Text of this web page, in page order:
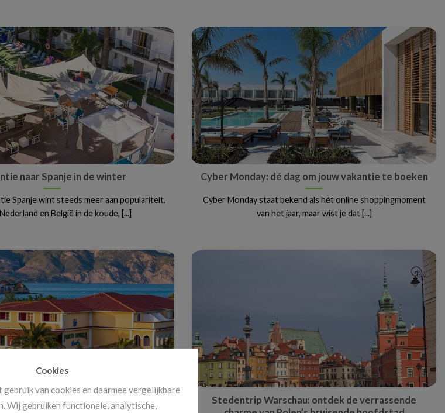
naar Spanje in de winter
Spanje wint steeds meer aan populariteit.
en België in de koude, [...]
Cyber Monday: dé dag om jouw vakantie te boeken
Cyber Monday staat bekend als hét online shoppingmoment
van het jaar, maar wist je dat [...]
megakortingen op ál je
Stedentrip Warschau: ontdek de verrassende
Cookies
gebruik van cookies en daarmee vergelijkbare
Wij gebruiken functionele, analytische,